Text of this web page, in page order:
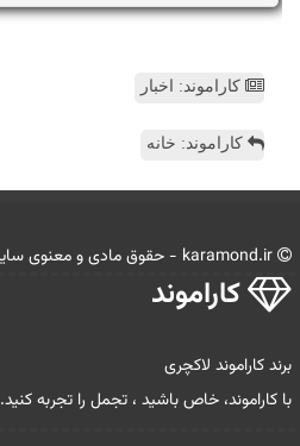
کاراموند: اخبار
کاراموند: خانه
كاراموند
برند کاراموند لاکچری
با کاراموند، خاص باشید ، تجمل را تجربه کنید.